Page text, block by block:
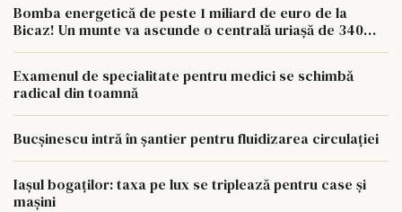
Bomba energetică de peste 1 miliard de euro de la
Bicaz! Un munte va ascunde o centrală uriașă de 340
Examenul de specialitate pentru medici se schimbă
radical din toamnă
Bucșinescu intră în șantier pentru fluidizarea circulației
Iașul bogaților: taxa pe lux se triplează pentru case și
mașini